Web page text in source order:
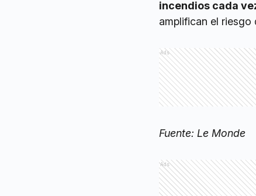
incendios cada
amplifican el riesgo
Ads
Fuente: Le Monde
Ads